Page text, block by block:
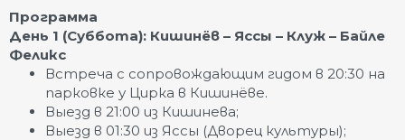
Программа
День 1 (Суббота): Кишинёв – Яссы – Клуж – Байле
Феликс
Встреча с сопровождающим гидом в 20:30 на
парковке у Цирка в Кишинёве.
Выезд в 21:00 из Кишинева;
Выезд в 01:30 из Яссы (Дворец культуры);